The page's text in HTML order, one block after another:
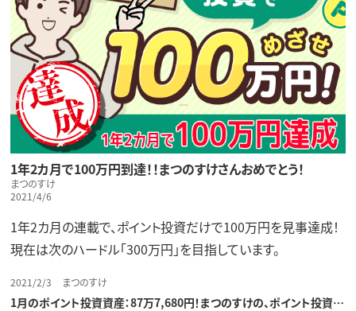
1年2カ月で100万円到達！！まつのすけさんおめでとう！
まつのすけ
2021/4/6
1年2カ月の連載で、ポイント投資だけで100万円を見事達成！
現在は次のハードル「300万円」を目指しています。
2021/2/3 まつのすけ
1月のポイント投資資産：87万7,680円！まつのすけの、ポイント投資…